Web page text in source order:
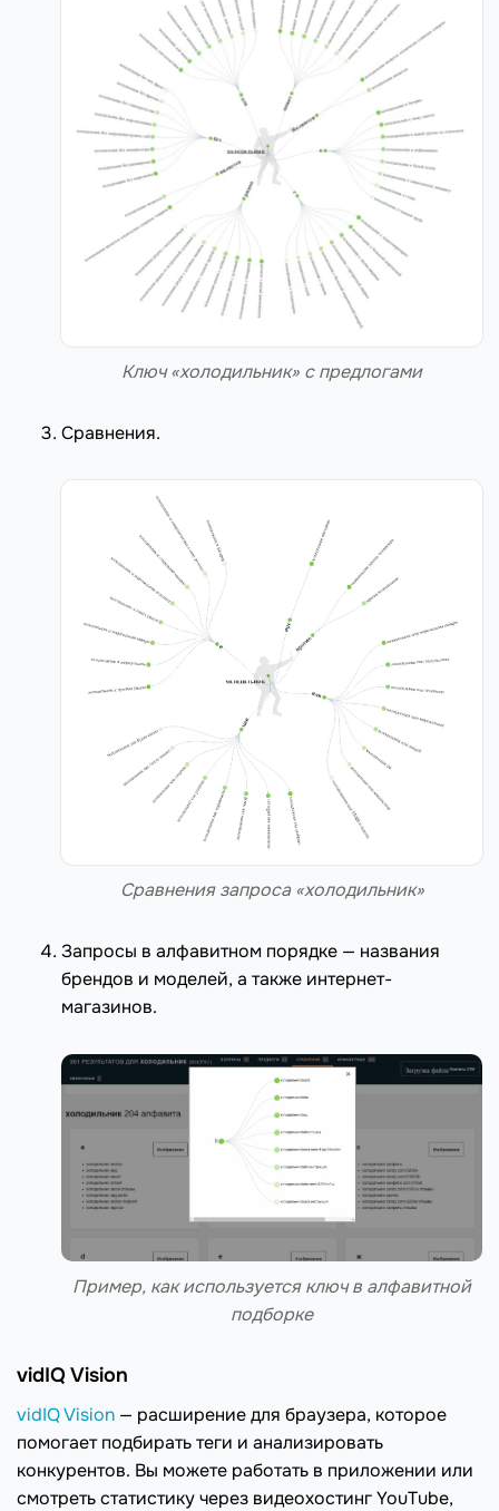
Ключ «холодильник» с предлогами
Сравнения.
Сравнения запроса «холодильник»
Запросы в алфавитном порядке — названия
брендов и моделей, а также интернет-
магазинов.
Пример, как используется ключ в алфавитной
подборке
vidIQ Vision
vidIQ Vision — расширение для браузера, которое
помогает подбирать теги и анализировать
конкурентов. Вы можете работать в приложении или
смотреть статистику через видеохостинг YouTube,